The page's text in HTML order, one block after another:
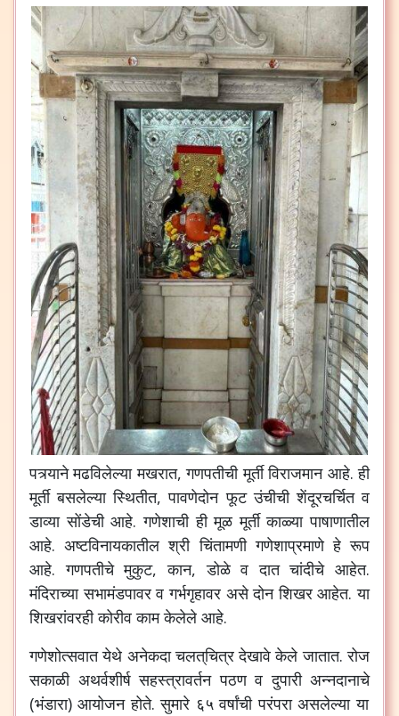
पत्र्याने मढविलेल्या मखरात,गणपतीची मूर्ती विराजमान आहे.ही
मूर्ती बसलेल्या स्थितीत,पावणेदोन फूट उंचीची शेंदूरचर्चित व
डाव्या सोंडेची आहे.गणेशाची ही मूळ मूर्ती काळ्या पाषाणातील
आहे.अष्टविनायकातील श्री चिंतामणी गणेशाप्रमाणे हे रूप
आहे.गणपतीचे मुकुट,कान,डोळे व दात चांदीचे आहेत.
मंदिराच्या सभामंडपावर व गर्भगृहावर असे दोन शिखर आहेत.या
शिखरांवरही कोरीव काम केलेले आहे.
गणेशोत्सवात येथे अनेकदा चलत्‌चित्र देखावे केले जातात.रोज
सकाळी अथर्वशीर्ष स‌हस्त्रावर्तन पठण व दुपारी अन्नदानाचे
(भंडारा)आयोजन होते.सुमारे ६५ वर्षांची परंपरा असलेल्या या